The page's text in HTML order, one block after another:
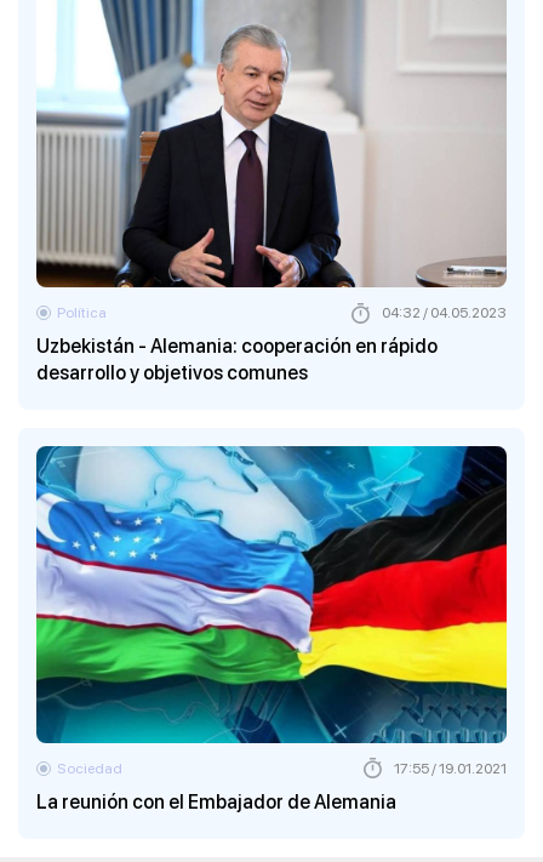
Uzbekistán - Alemania: cooperación en rápido
desarrollo y objetivos comunes
Política 04:32 / 04.05.2023
La reunión con el Embajador de Alemania
Sociedad 17:55 / 19.01.2021